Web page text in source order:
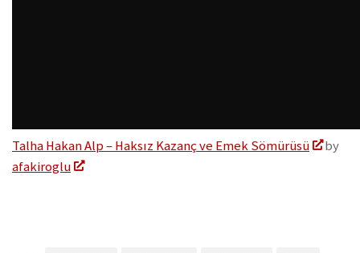
Talha Hakan Alp – Haksız Kazanç ve Emek Sömürüsü
by
afakiroglu